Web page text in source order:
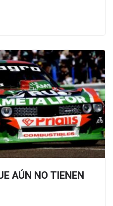
AÚN NO TIENEN